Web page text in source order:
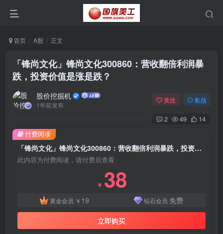
首页 A股 正文
「锋尚文化」锋尚文化300860：营收翻倍利润暴
跌，投资价值是涨是跌？
股价挖掘机
1年前发布
关注 私信
2 49 14
「锋尚文化」锋尚文化300860：营收翻倍利润暴跌，投资价值是涨是跌？
此内容为付费阅读，请付费后查看
￥ 38
黄金会员 ￥ 19 钻石会员 免费
立即购买
付费阅读